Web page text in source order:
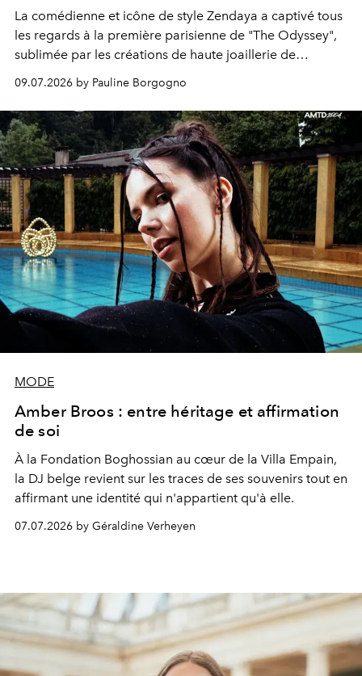
La comédienne et icône de style Zendaya a captivé tous
les regards à la première parisienne de "The Odyssey",
sublimée par les créations de haute joaillerie de
09.07.2026 by Pauline Borgogno
MODE
Amber Broos : entre héritage et affirmation
de soi
À la Fondation Boghossian au cœur de la Villa Empain,
la DJ belge revient sur les traces de ses souvenirs tout en
affirmant une identité qui n'appartient qu'à elle.
07.07.2026 by Géraldine Verheyen